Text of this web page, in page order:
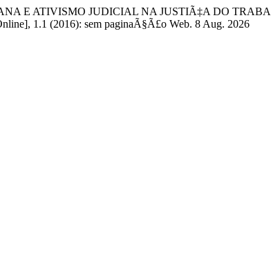
E ATIVISMO JUDICIAL NA JUSTIÃ‡A DO
1.1 (2016): sem paginaÃ§Ã£o Web. 8 Aug. 2026